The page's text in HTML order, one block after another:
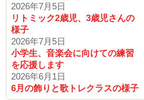
2026年7月5日
リトミック2歳児、3歳児さんの
様子
2026年7月5日
小学生、音楽会に向けての練習
を応援します
2026年6月1日
6月の飾りと歌トレクラスの様子